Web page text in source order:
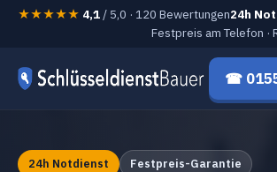
★★★★★ 4,1/ 5,0 · 120 Bewertungen24h
Festpreis am Telefon ·
☎
24h Notdienst
Festpreis-Garantie